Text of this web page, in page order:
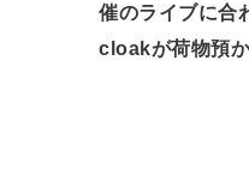
催のライブに合
cloakが荷物預か